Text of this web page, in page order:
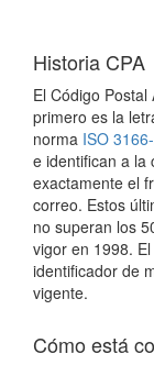
Historia CPA
El Código
primero es la
norma ISO
e identifican a la
exactamente el
correo. Estos
no superan los
vigor en 1998.
identificador de
vigente.
Cómo está